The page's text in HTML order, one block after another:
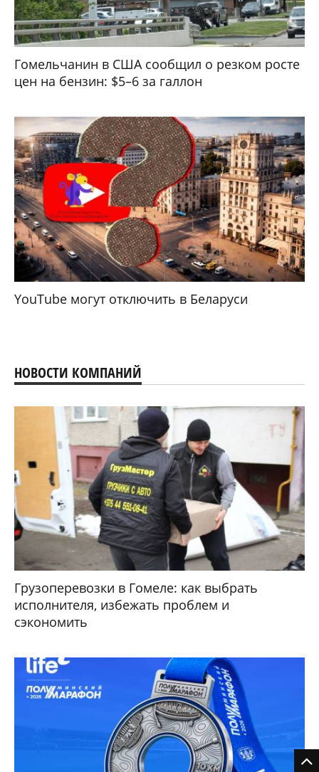
Гомельчанин в США сообщил о резком росте
цен на бензин: $5–6 за галлон
YouTube могут отключить в Беларуси
НОВОСТИ КОМПАНИЙ
Грузоперевозки в Гомеле: как выбрать
исполнителя, избежать проблем и
сэкономить